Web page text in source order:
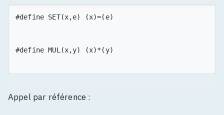
#define SET(x,e) (x)=(e)
#define MUL(x,y) (x)*(y)
Appel par référence :